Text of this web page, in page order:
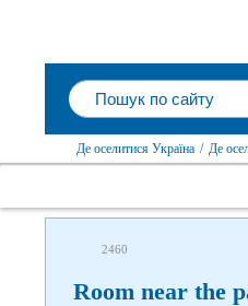
Де оселитися Україна / Де
2460
Room near the